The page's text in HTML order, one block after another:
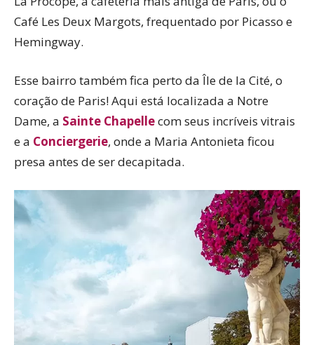
Café Les Deux Margots, frequentado por Picasso e
Hemingway.
Esse bairro também fica perto da Île de la Cité, o
coração de Paris! Aqui está localizada a Notre
Dame, a Sainte Chapellecom seus incríveis vitrais
e a Conciergerie, onde a Maria Antonieta ficou
presa antes de ser decapitada.